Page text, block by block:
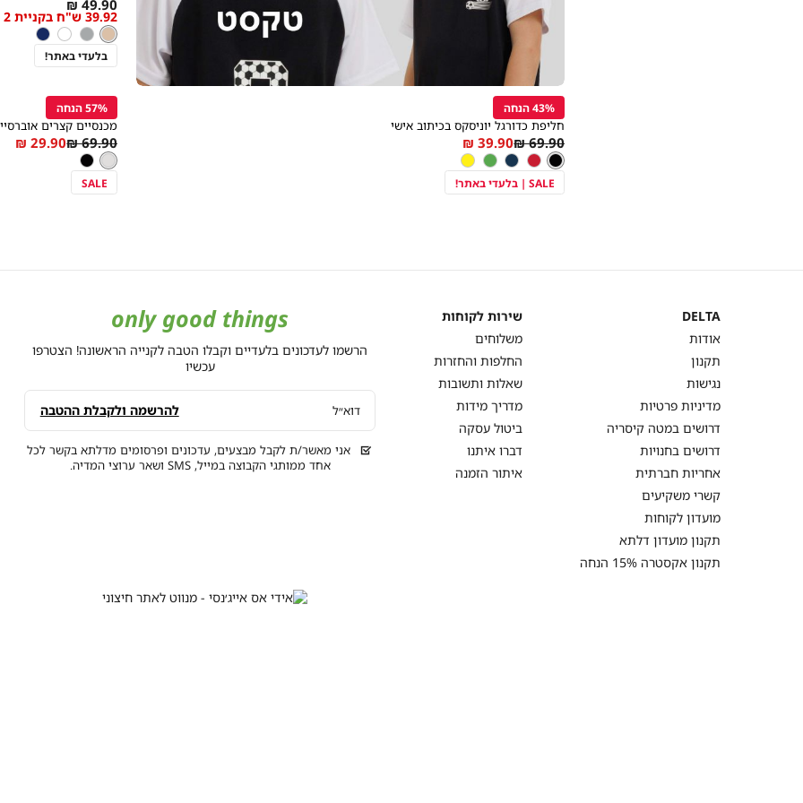
43% הנחה
חליפת כדורגל יוניסקס בכיתוב אישי
As
low
as
39.90 ₪Regular
Price
69.90 ₪
צבע
שחור
שחוראדוםנייבי ירוק צהוב
SALE | בלעדי באתר!
מידה
As
low
as
49.90 ₪
39.92 ש"ח בקניית 2 פריטים ומעלה
צבע
ניוד
ניוד אפורלבן כחול
שחורבלעדי באתר!
קנייה
Color
אפור
בהיר
הוספה
לסל
57% הנחה
מכנסיים קצרים
As
29.90 ₪Regular
Price
69.90 ₪
צבע
אפור
בהיר
אפור
בהיר
שחור
SALE
DELTA
DELTA
אודות
תקנון
נגישות
מדיניות פרטיות
דרושים במטה קיסריה
דרושים בחנויות
אחריות חברתית
קשרי משקיעים
מועדון לקוחות
תקנון מועדון דלתא
תקנון אקסטרה 15% הנחה
שירות
לקוחות
שירות לקוחות
משלוחים
החלפות והחזרות
שאלות ותשובות
מדריך מידות
ביטול עסקה
דברו איתנו
איתור הזמנה
only good things
הרשמו לעדכונים בלעדיים וקבלו הטבה לקנייה הראשונה! הצטרפו
עכשיו
דוא״ל
אני מאשר/ת לקבל מבצעים, עדכונים ופרסומים מדלתא בקשר לכל
אחד ממותגי הקבוצה במייל, SMS ושאר ערוצי המדיה.
להרשמה ולקבלת ההטבה